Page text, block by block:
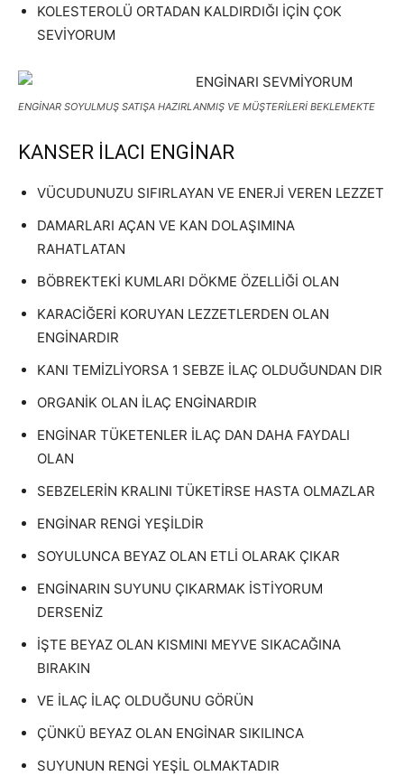
KOLESTEROLÜ ORTADAN KALDIRDIĞI İÇİN ÇOK
SEVİYORUM
ENGİNAR SOYULMUŞ SATIŞA HAZIRLANMIŞ VE MÜŞTERİLERİ BEKLEMEKTE
KANSER İLACI ENGİNAR
VÜCUDUNUZU SIFIRLAYAN VE ENERJİ VEREN LEZZET
DAMARLARI AÇAN VE KAN DOLAŞIMINA
RAHATLATAN
BÖBREKTEKİ KUMLARI DÖKME ÖZELLİĞİ OLAN
KARACİĞERİ KORUYAN LEZZETLERDEN OLAN
ENGİNARDIR
KANI TEMİZLİYORSA 1 SEBZE İLAÇ OLDUĞUNDAN DIR
ORGANİK OLAN İLAÇ ENGİNARDIR
ENGİNAR TÜKETENLER İLAÇ DAN DAHA FAYDALI
OLAN
SEBZELERİN KRALINI TÜKETİRSE HASTA OLMAZLAR
ENGİNAR RENGİ YEŞİLDİR
SOYULUNCA BEYAZ OLAN ETLİ OLARAK ÇIKAR
ENGİNARIN SUYUNU ÇIKARMAK İSTİYORUM
DERSENİZ
İŞTE BEYAZ OLAN KISMINI MEYVE SIKACAĞINA
BIRAKIN
VE İLAÇ İLAÇ OLDUĞUNU GÖRÜN
ÇÜNKÜ BEYAZ OLAN ENGİNAR SIKILINCA
SUYUNUN RENGİ YEŞİL OLMAKTADIR